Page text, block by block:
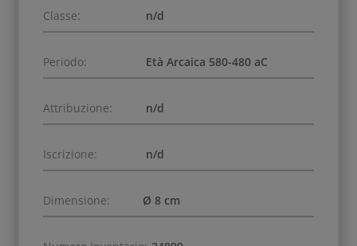
Classe: n/d
Periodo: Età Arcaica 580-480 aC
Attribuzione: n/d
Iscrizione: n/d
Dimensione: Ø 8 cm